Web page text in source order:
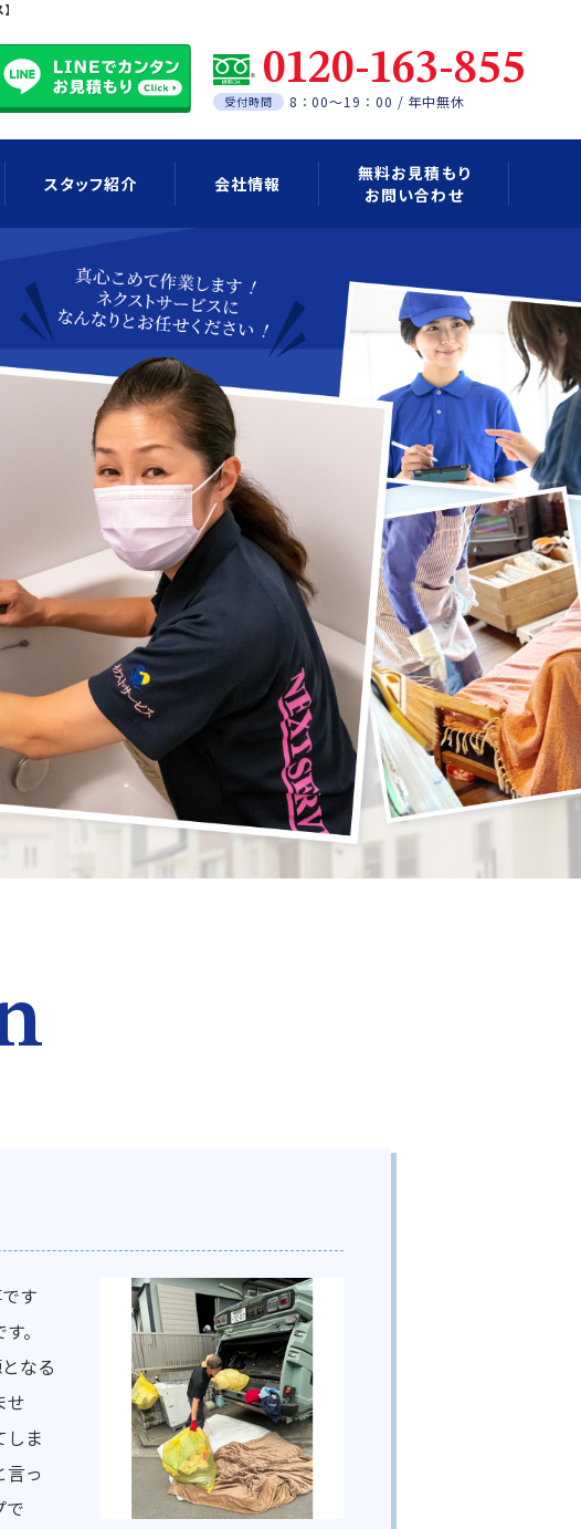
0120-163-855
受付時間 8：00～19：00 / 年中無休
料金のご案内
ご利用の流れ
対応エリア
ビジネス向け
便利屋独立開業支援
LINEアカウントの登録について
スタッフ紹介 会社情報
無料お見積もり
お問い合わせ
す
。
なる
せ
しま
言っ
で